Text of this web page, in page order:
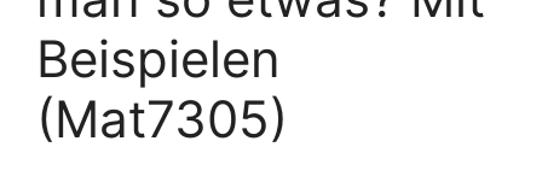
Beispielen
(Mat7305)